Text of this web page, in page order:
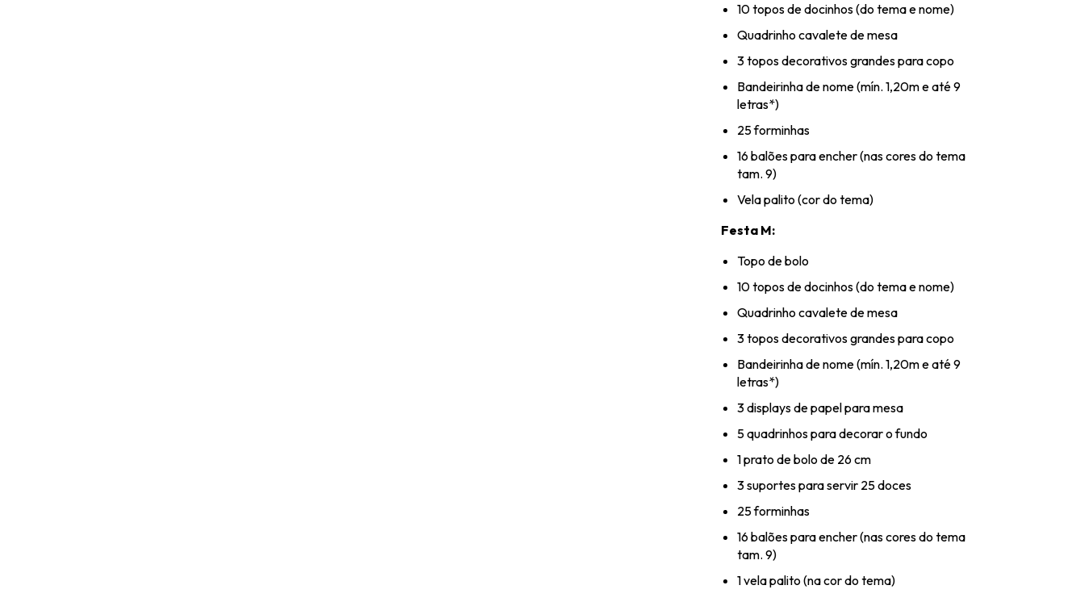
10 topos de docinhos (do tema e nome)
Quadrinho cavalete de mesa
3 topos decorativos grandes para copo
Bandeirinha de nome (mín. 1,20m e até 9
letras*)
25 forminhas
16 balões para encher (nas cores do tema
tam. 9)
Vela palito (cor do tema)
Festa M:
Topo de bolo
10 topos de docinhos (do tema e nome)
Quadrinho cavalete de mesa
3 topos decorativos grandes para copo
Bandeirinha de nome (mín. 1,20m e até 9
letras*)
3 displays de papel para mesa
5 quadrinhos para decorar o fundo
1 prato de bolo de 26 cm
3 suportes para servir 25 doces
25 forminhas
16 balões para encher (nas cores do tema
tam. 9)
1 vela palito (na cor do tema)